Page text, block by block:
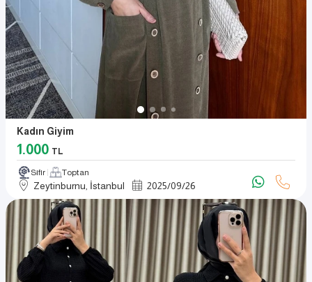
Kadın Giyim
1.000 TL
Sıfır Toptan
Zeytinburnu, İstanbul 2025/09/26